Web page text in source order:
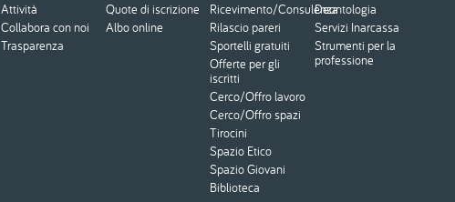
Attività
Collabora con noi
Trasparenza
Quote di iscrizione
Albo online
Ricevimento/Consulenza
Rilascio pareri
Sportelli gratuiti
Offerte per gli
iscritti
Cerco/Offro lavoro
Cerco/Offro spazi
Tirocini
Spazio Etico
Spazio Giovani
Biblioteca
Deontologia
Servizi Inarcassa
Strumenti per la
professione